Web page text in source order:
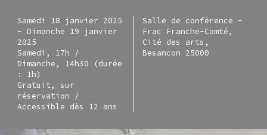
Samedi 18 janvier 2025
- Dimanche 19 janvier
2025
Samedi, 17h /
Dimanche, 14h30 (durée
: 1h)
Gratuit, sur
réservation /
Accessible dès 12 ans
Salle de conférence -
Frac Franche-Comté,
Cité des arts,
Besancon 25000